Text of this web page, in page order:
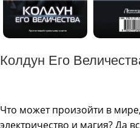
Колдун Его
Что может произойти в
электричество и магия? Да